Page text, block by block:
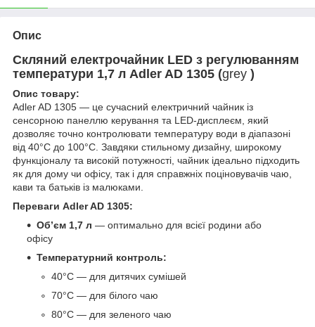
Опис
Скляний електрочайник LED з регулюванням
температури 1,7 л Adler AD 1305 (grey )
Опис товару:
Adler AD 1305 — це сучасний електричний чайник із
сенсорною панеллю керування та LED-дисплеєм, який
дозволяє точно контролювати температуру води в діапазоні
від 40°C до 100°C. Завдяки стильному дизайну, широкому
функціоналу та високій потужності, чайник ідеально підходить
як для дому чи офісу, так і для справжніх поціновувачів чаю,
кави та батьків із малюками.
Переваги Adler AD 1305:
Обʼєм 1,7 л — оптимально для всієї родини або
офісу
Температурний контроль:
40°C — для дитячих сумішей
70°C — для білого чаю
80°C — для зеленого чаю